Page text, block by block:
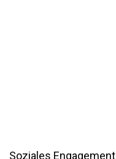
Soziales Engagement